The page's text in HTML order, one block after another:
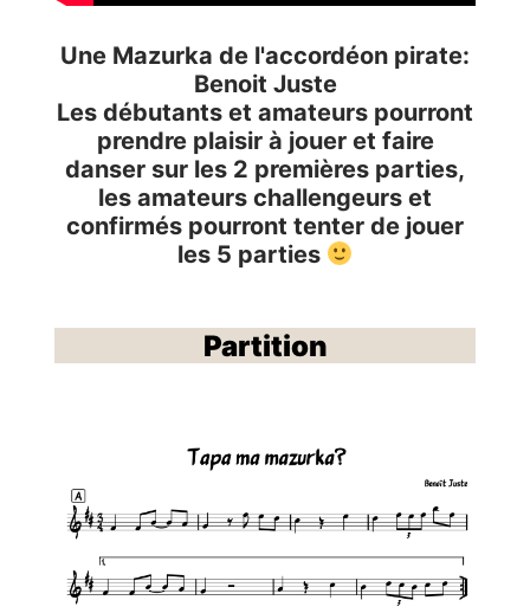
Une Mazurka de l'accordéon pirate:
Benoit Juste
Les débutants et amateurs pourront
prendre plaisir à jouer et faire
danser sur les 2 premières parties,
les amateurs challengeurs et
confirmés pourront tenter de jouer
les 5 parties
Partition